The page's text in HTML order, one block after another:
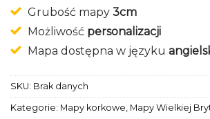
Grubość mapy 3cm
Możliwość personalizacji
Mapa dostępna w języku
SKU: Brak danych
Kategorie: Mapy korkowe Mapy Wielkiej